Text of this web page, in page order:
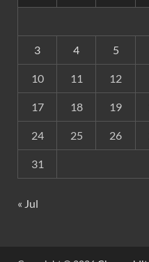
3 4 5
10 11 12
17 18 19
24 25 26
31
« Jul